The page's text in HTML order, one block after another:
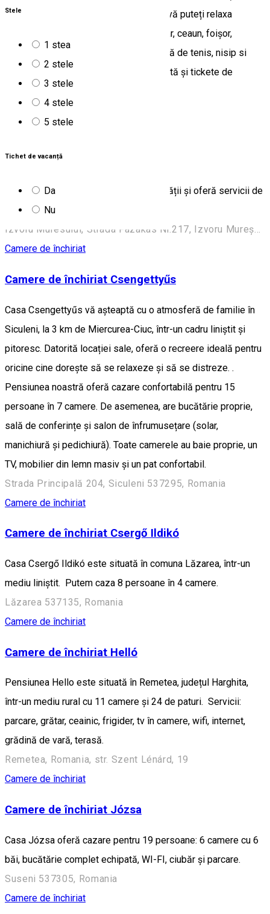
Stele
1 stea
2 stele
3 stele
4 stele
5 stele
Tichet de vacanță
Da
Nu
înconjurată de pădure, locul ideal unde vă puteți relaxa
împreună cu familia. În curte este grătar, ceaun, foișor,
balansoar, tobogan, leagăne,biliard,masă de tenis, nisip si
parcare în curte. Unitatea noastră acceptă și tickete de
Camere de închiriat Aura
Casa Aura este situată in centrul localității și oferă servicii de
cazare pentru 10-12 persoane.
Izvoru Muresului, Strada Fazakas Nr.217, Izvoru Mureșului 537356, Romania
Camere de închiriat
Camere de închiriat Csengettyűs
Casa Csengettyűs vă așteaptă cu o atmosferă de familie în
Siculeni, la 3 km de Miercurea-Ciuc, într-un cadru liniștit și
pitoresc. Datorită locației sale, oferă o recreere ideală pentru
oricine cine dorește să se relaxeze și să se distreze. .
Pensiunea noastră oferă cazare confortabilă pentru 15
persoane în 7 camere. De asemenea, are bucătărie proprie,
sală de conferințe și salon de înfrumusețare (solar,
manichiură și pedichiură). Toate camerele au baie proprie, un
TV, mobilier din lemn masiv și un pat confortabil.
Strada Principală 204, Siculeni 537295, Romania
Camere de închiriat
Camere de închiriat Csergő Ildikó
Casa Csergő Ildikó este situată în comuna Lăzarea, într-un
mediu liniștit. Putem caza 8 persoane în 4 camere.
Lăzarea 537135, Romania
Camere de închiriat
Camere de închiriat Helló
Pensiunea Hello este situată în Remetea, județul Harghita,
într-un mediu rural cu 11 camere și 24 de paturi. Servicii:
parcare, grătar, ceainic, frigider, tv în camere, wifi, internet,
grădină de vară, terasă.
Remetea, Romania, str. Szent Lénárd, 19
Camere de închiriat
Camere de închiriat Józsa
Casa Józsa oferă cazare pentru 19 persoane: 6 camere cu 6
băi, bucătărie complet echipată, WI-FI, ciubăr și parcare.
Suseni 537305, Romania
Camere de închiriat